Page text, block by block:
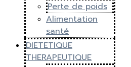
Perte de poids
Alimentation
santé
DIETETIQUE
THERAPEUTIQUE